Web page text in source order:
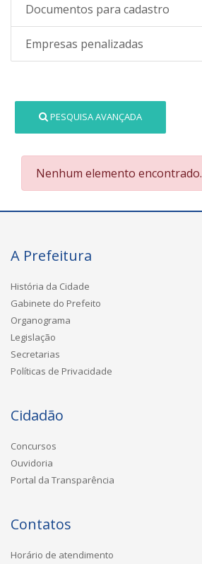
Documentos para cadastro
Empresas penalizadas
PESQUISA AVANÇADA
Nenhum elemento encontrado.
A Prefeitura
História da Cidade
Gabinete do Prefeito
Organograma
Legislação
Secretarias
Políticas de Privacidade
Cidadão
Concursos
Ouvidoria
Portal da Transparência
Contatos
Horário de atendimento